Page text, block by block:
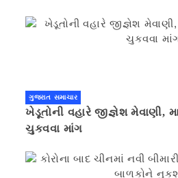
ગુજરાત સમાચાર
ખેડૂતોની વહારે જીજ્ઞેશ મેવાણી,
ચુકવવા માંગ